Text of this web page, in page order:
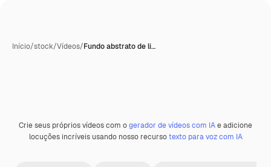
Início/stock/Vídeos/Fundo abstrato de li…
Premium
Crie seus próprios vídeos com ogerador de vídeos com IAe adicione
locuções incríveis usando nosso recursotexto para voz com IA